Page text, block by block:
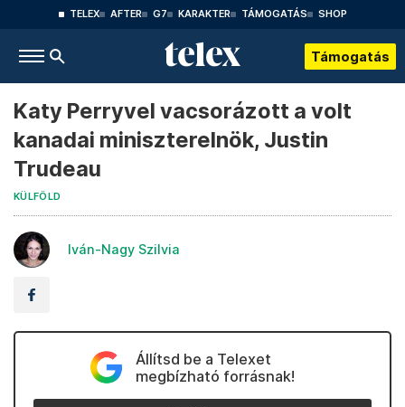
TELEX AFTER G7 KARAKTER TÁMOGATÁS SHOP
Támogatás
Katy Perryvel vacsorázott a volt
kanadai miniszterelnök, Justin
Trudeau
KÜLFÖLD
Iván-Nagy Szilvia
Állítsd be a Telexet
megbízható forrásnak!